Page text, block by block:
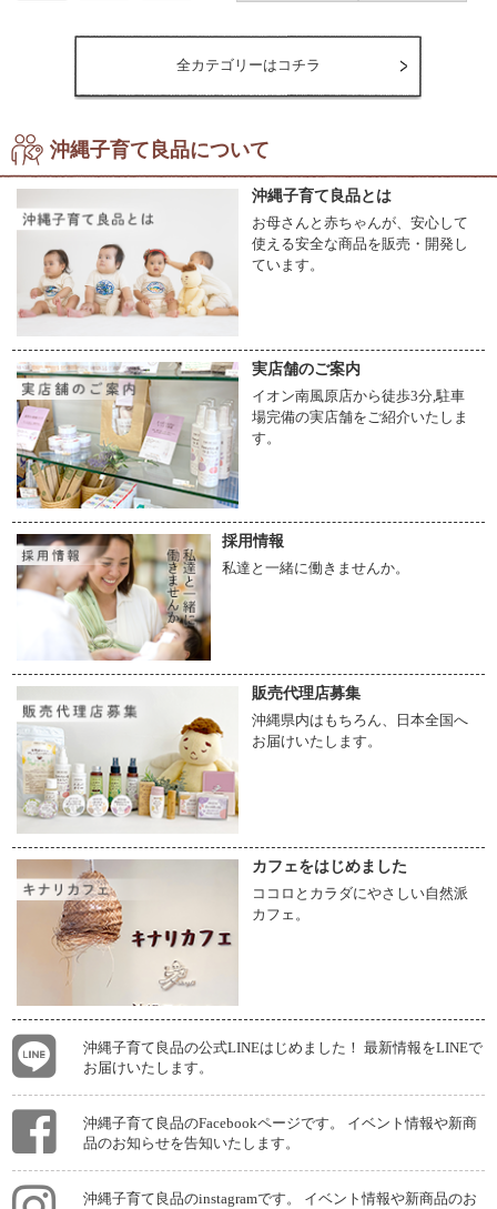
全カテゴリーはコチラ
沖縄子育て良品について
沖縄子育て良品とは
お母さんと赤ちゃんが、安心して
使える安全な商品を販売・開発し
ています。
実店舗のご案内
イオン南風原店から徒歩3分,駐車
場完備の実店舗をご紹介いたしま
す。
採用情報
私達と一緒に働きませんか。
販売代理店募集
沖縄県内はもちろん、日本全国へ
お届けいたします。
カフェをはじめました
ココロとカラダにやさしい自然派
カフェ。
沖縄子育て良品の公式LINEはじめました！ 最新情報をLINEで
お届けいたします。
沖縄子育て良品のFacebookページです。 イベント情報や新商
品のお知らせを告知いたします。
沖縄子育て良品のinstagramです。 イベント情報や新商品のお